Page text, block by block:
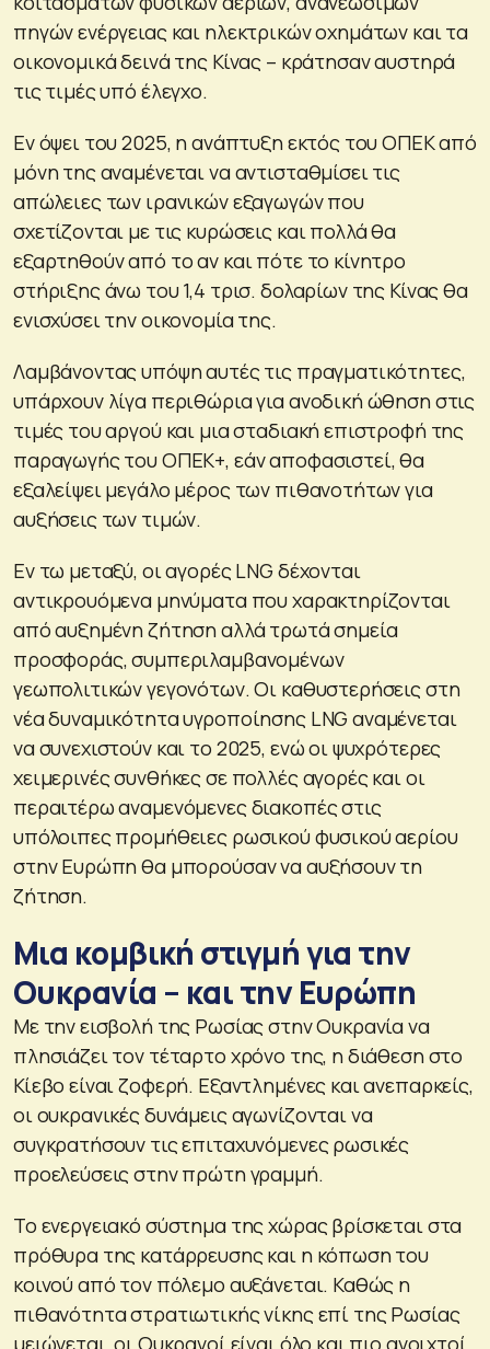
πηγών ενέργειας και ηλεκτρικών οχημάτων και τα
οικονομικά δεινά της Κίνας – κράτησαν αυστηρά
τις τιμές υπό έλεγχο.
Εν όψει του 2025, η ανάπτυξη εκτός του ΟΠΕΚ από
μόνη της αναμένεται να αντισταθμίσει τις
απώλειες των ιρανικών εξαγωγών που
σχετίζονται με τις κυρώσεις και πολλά θα
εξαρτηθούν από το αν και πότε το κίνητρο
στήριξης άνω του 1,4 τρισ. δολαρίων της Κίνας θα
ενισχύσει την οικονομία της.
Λαμβάνοντας υπόψη αυτές τις πραγματικότητες,
υπάρχουν λίγα περιθώρια για ανοδική ώθηση στις
τιμές του αργού και μια σταδιακή επιστροφή της
παραγωγής του ΟΠΕΚ+, εάν αποφασιστεί, θα
εξαλείψει μεγάλο μέρος των πιθανοτήτων για
αυξήσεις των τιμών.
Εν τω μεταξύ, οι αγορές LNG δέχονται
αντικρουόμενα μηνύματα που χαρακτηρίζονται
από αυξημένη ζήτηση αλλά τρωτά σημεία
προσφοράς, συμπεριλαμβανομένων
γεωπολιτικών γεγονότων. Οι καθυστερήσεις στη
νέα δυναμικότητα υγροποίησης LNG αναμένεται
να συνεχιστούν και το 2025, ενώ οι ψυχρότερες
χειμερινές συνθήκες σε πολλές αγορές και οι
περαιτέρω αναμενόμενες διακοπές στις
υπόλοιπες προμήθειες ρωσικού φυσικού αερίου
στην Ευρώπη θα μπορούσαν να αυξήσουν τη
ζήτηση.
Μια κομβική στιγμή για την
Ουκρανία – και την Ευρώπη
Με την εισβολή της Ρωσίας στην Ουκρανία να
πλησιάζει τον τέταρτο χρόνο της, η διάθεση στο
Κίεβο είναι ζοφερή. Εξαντλημένες και ανεπαρκείς,
οι ουκρανικές δυνάμεις αγωνίζονται να
συγκρατήσουν τις επιταχυνόμενες ρωσικές
προελεύσεις στην πρώτη γραμμή.
Το ενεργειακό σύστημα της χώρας βρίσκεται στα
πρόθυρα της κατάρρευσης και η κόπωση του
κοινού από τον πόλεμο αυξάνεται. Καθώς η
πιθανότητα στρατιωτικής νίκης επί της Ρωσίας
μειώνεται, οι Ουκρανοί είναι όλο και πιο ανοιχτοί